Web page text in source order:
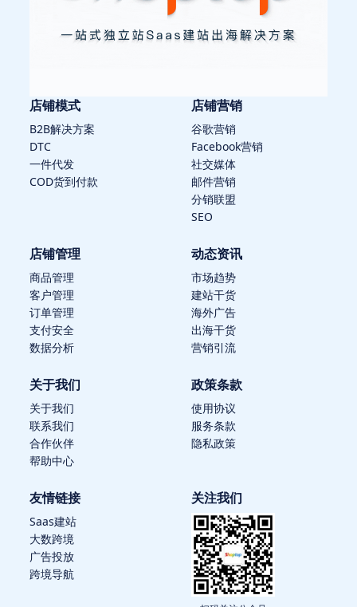
店铺模式
B2B解决方案
DTC
一件代发
COD货到付款
店铺营销
谷歌营销
Facebook营销
社交媒体
邮件营销
分销联盟
SEO
店铺管理
商品管理
客户管理
订单管理
支付安全
数据分析
动态资讯
市场趋势
建站干货
海外广告
出海干货
营销引流
关于我们
关于我们
联系我们
合作伙伴
帮助中心
政策条款
使用协议
服务条款
隐私政策
友情链接
Saas建站
大数跨境
广告投放
跨境导航
关注我们